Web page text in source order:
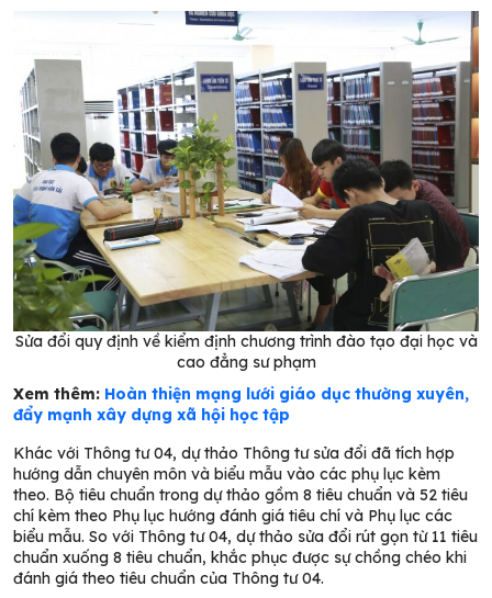
Sửa đổi quy định về kiểm định chương trình đào tạo đại học và
cao đẳng sư phạm
Xem thêm: Hoàn thiện mạng lưới giáo dục thường xuyên,
đẩy mạnh xây dựng xã hội học tập
Khác với Thông tư 04, dự thảo Thông tư sửa đổi đã tích hợp
hướng dẫn chuyên môn và biểu mẫu vào các phụ lục kèm
theo. Bộ tiêu chuẩn trong dự thảo gồm 8 tiêu chuẩn và 52 tiêu
chí kèm theo Phụ lục hướng đánh giá tiêu chí và Phụ lục các
biểu mẫu. So với Thông tư 04, dự thảo sửa đổi rút gọn từ 11 tiêu
chuẩn xuống 8 tiêu chuẩn, khắc phục được sự chồng chéo khi
đánh giá theo tiêu chuẩn của Thông tư 04.